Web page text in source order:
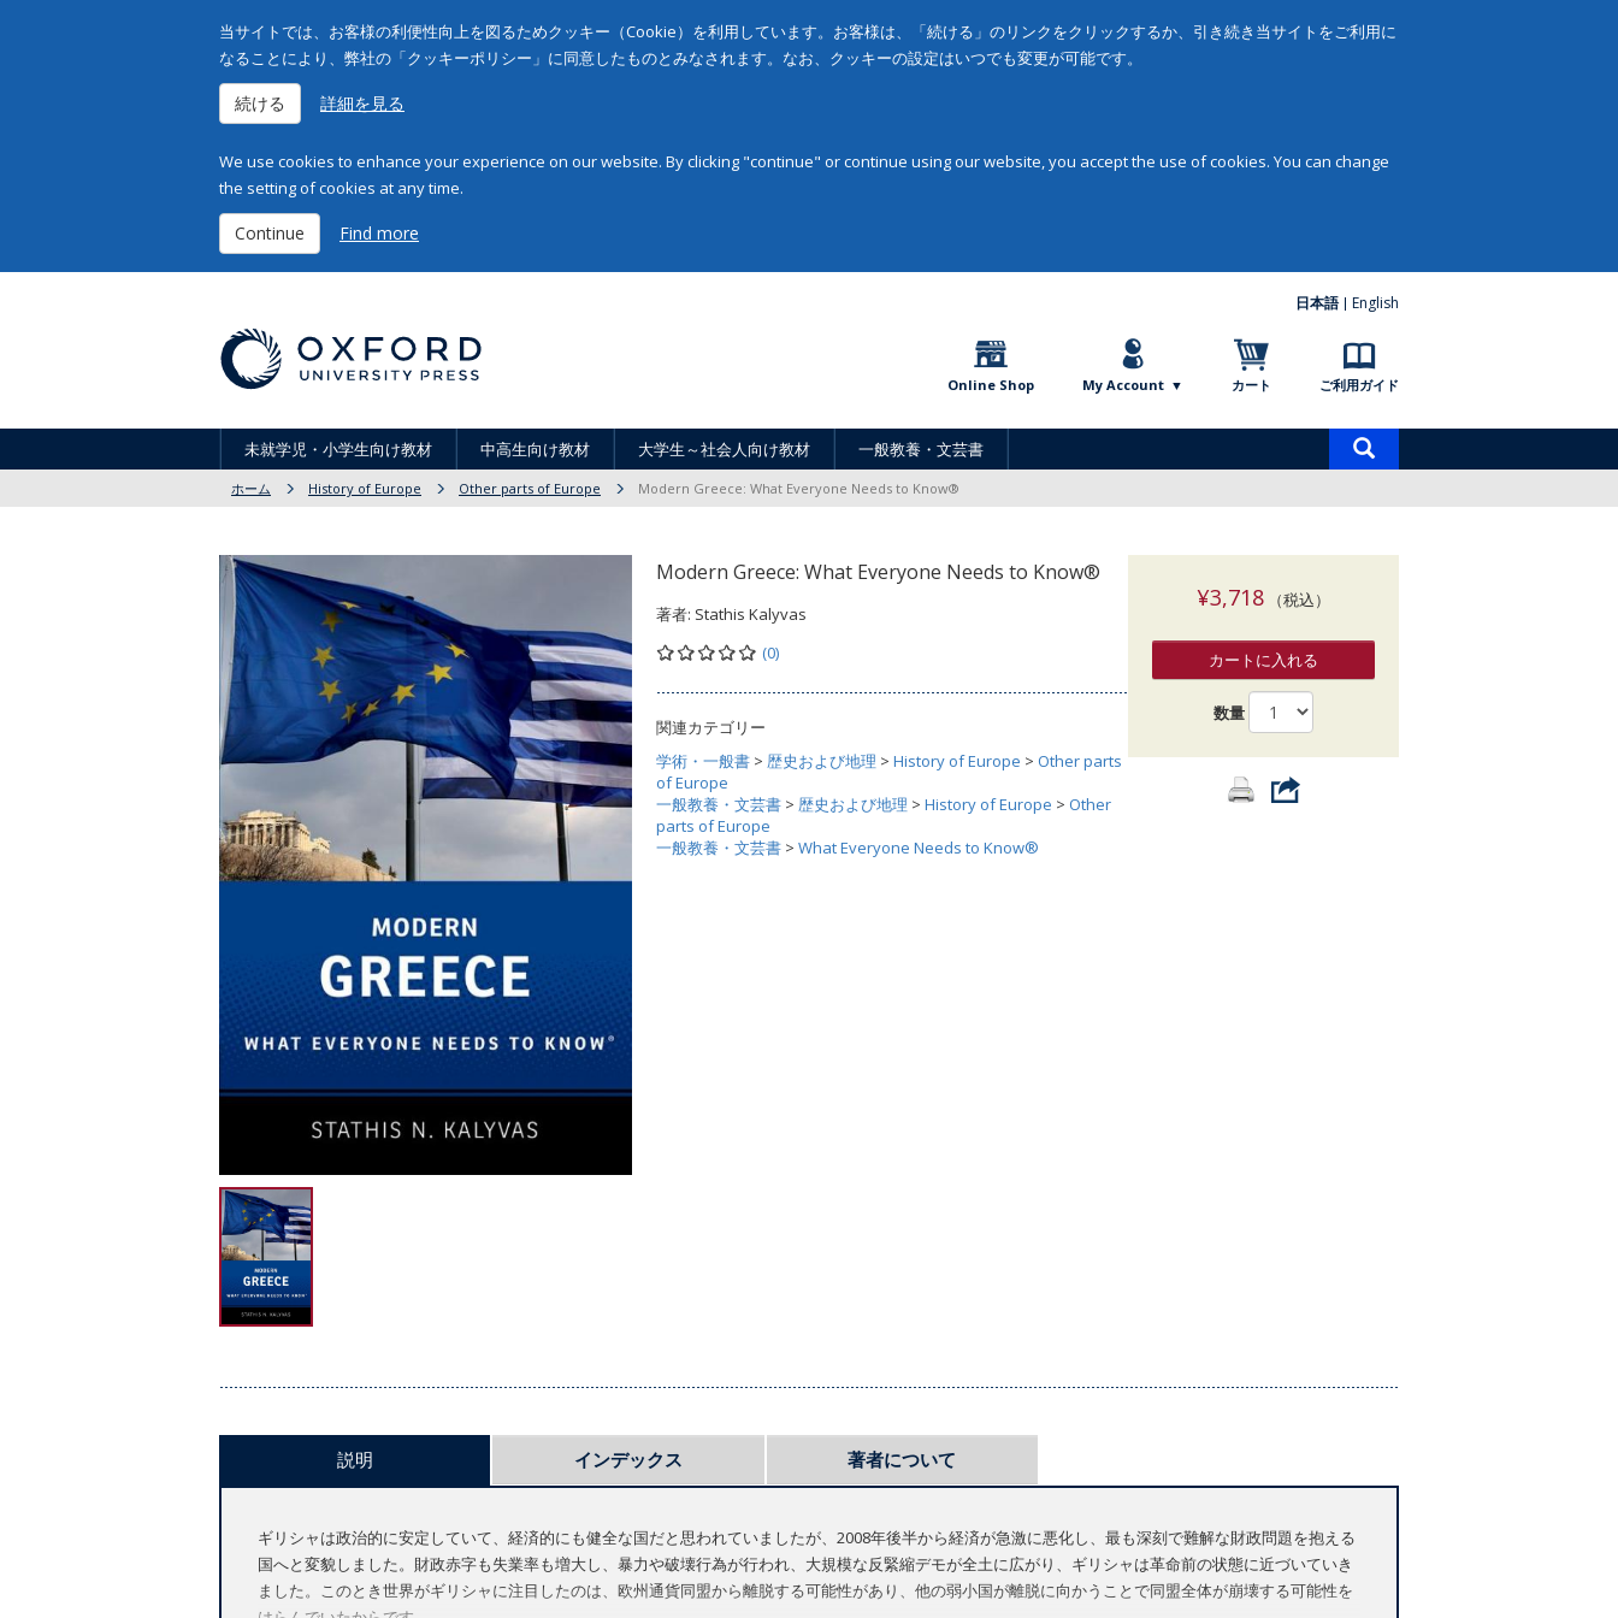
当サイトでは、お客様の利便性向上を図るためクッキー（Cookie）を利用しています。お客様は、「続ける」のリンクをクリックするか、引き続き当サイトをご利用に
なることにより、弊社の「クッキーポリシー」に同意したものとみなされます。なお、クッキーの設定はいつでも変更が可能です。
続ける 詳細を見る
We use cookies to enhance your experience on our website. By clicking "continue" or continue using our website, you accept the use of cookies. You can change
the setting of cookies at any time.
Continue Find more
日本語 English
Online Shop My Account カート ご利用ガイド
未就学児・小学生向け教材 中高生向け教材 大学生～社会人向け教材 一般教養・文芸書
索
ホーム History of Europe Other parts of Europe Modern Greece: What Everyone Needs to Know®
Modern Greece: What Everyone Needs to Know®
著者: Stathis Kalyvas
(0)
関連カテゴリー
学術・一般書 > 歴史および地理 > History of Europe > Other parts
of Europe
一般教養・文芸書 > 歴史および地理 > History of Europe > Other
parts of Europe
一般教養・文芸書 > What Everyone Needs to Know®
¥3,718（税込）
カートに入れる
数量
説明 インデックス 著者について
ギリシャは政治的に安定していて、経済的にも健全な国だと思われていましたが、2008年後半から経済が急激に悪化し、最も深刻で難解な財政問題を抱える
国へと変貌しました。財政赤字も失業率も増大し、暴力や破壊行為が行われ、大規模な反緊縮デモが全土に広がり、ギリシャは革命前の状態に近づいていき
ました。このとき世界がギリシャに注目したのは、欧州通貨同盟から離脱する可能性があり、他の弱小国が離脱に向かうことで同盟全体が崩壊する可能性を